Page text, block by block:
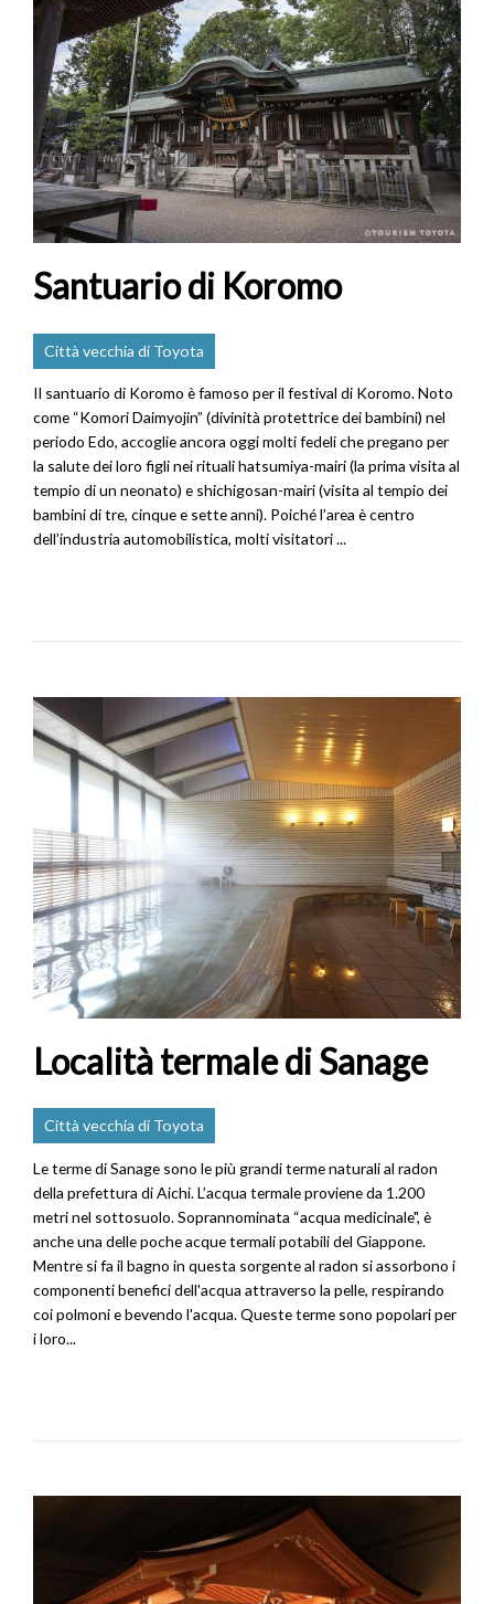
Santuario di Koromo
Città vecchia di Toyota
Il santuario di Koromo è famoso per il festival di Koromo. Noto
come “Komori Daimyojin” (divinità protettrice dei bambini) nel
periodo Edo, accoglie ancora oggi molti fedeli che pregano per
la salute dei loro figli nei rituali hatsumiya-mairi (la prima visita al
tempio di un neonato) e shichigosan-mairi (visita al tempio dei
bambini di tre, cinque e sette anni). Poiché l’area è centro
dell’industria automobilistica, molti visitatori ...
Località termale di Sanage
Città vecchia di Toyota
Le terme di Sanage sono le più grandi terme naturali al radon
della prefettura di Aichi. L’acqua termale proviene da 1.200
metri nel sottosuolo. Soprannominata “acqua medicinale", è
anche una delle poche acque termali potabili del Giappone.
Mentre si fa il bagno in questa sorgente al radon si assorbono i
componenti benefici dell'acqua attraverso la pelle, respirando
coi polmoni e bevendo l'acqua. Queste terme sono popolari per
i loro...